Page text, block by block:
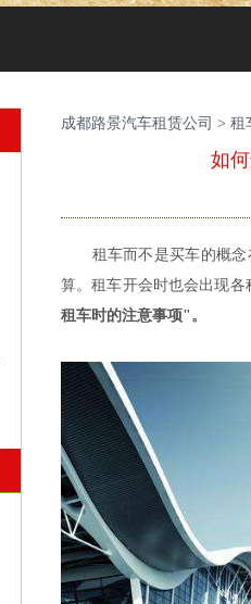
成都路景汽车租赁公司 > 租
如
租车而不是买车的概念
算。租车开会时也会出现
租车时的注意事项"。